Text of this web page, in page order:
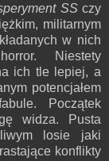
SSczy
militarnym
w nich
Niestety
ich tle lepiej, a
potencjałem
Początek
widza. Pusta
losie jaki
konflikty